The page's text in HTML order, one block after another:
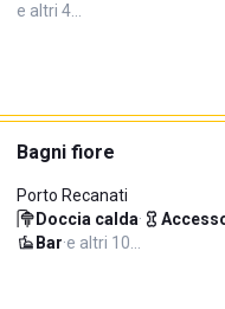
e altri 4…
Bagni fiore
Porto Recanati
Doccia calda·
Bar·e altri 10…